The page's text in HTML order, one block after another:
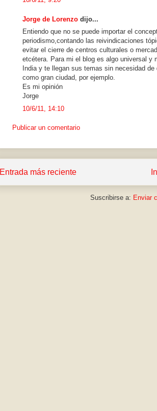
Jorge de Lorenzo dijo...
Entiendo que no se puede importar el
periodismo,contando las reivindicaciones
evitar el cierre de centros culturales o
etcétera. Para mi el blog es algo universal y
India y te llegan sus temas sin necesidad
como gran ciudad, por ejemplo.
Es mi opinión
Jorge
10/6/11, 14:10
Publicar un comentario
Entrada más reciente
Suscribirse a: Enviar